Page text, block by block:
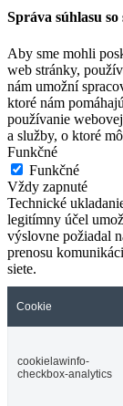
Správa súhlasu
Aby sme mohli
web stránky,
nám umožní
ktoré nám
používanie
a služby, o ktoré
Funkčné
Funkčné
Vždy zapnuté
Technické
legitímny účel
výslovne požiadal
prenosu
siete.
Cookie
cookielawinfo-
checkbox-analytics